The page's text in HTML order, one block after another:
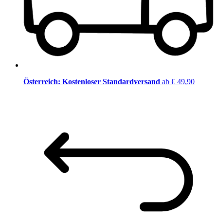
Österreich: Kostenloser Standardversand ab € 49,90